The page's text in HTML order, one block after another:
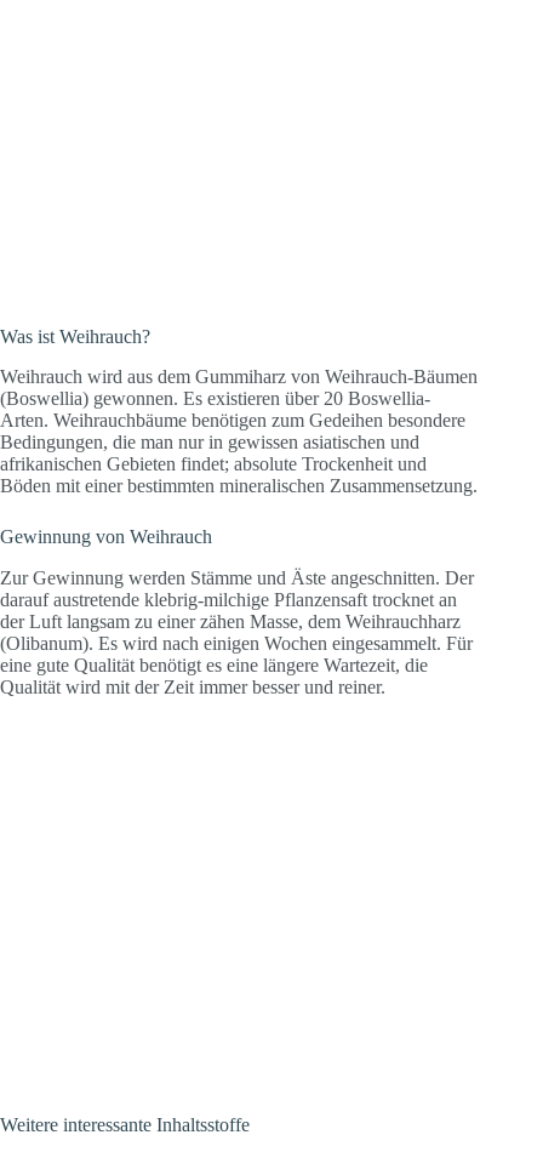
Was ist Weihrauch?
Weihrauch wird aus dem Gummiharz von Weihrauch-Bäumen
(Boswellia) gewonnen. Es existieren über 20 Boswellia-
Arten. Weihrauchbäume benötigen zum Gedeihen besondere
Bedingungen, die man nur in gewissen asiatischen und
afrikanischen Gebieten findet; absolute Trockenheit und
Böden mit einer bestimmten mineralischen Zusammensetzung.
Gewinnung von Weihrauch
Zur Gewinnung werden Stämme und Äste angeschnitten. Der
darauf austretende klebrig-milchige Pflanzensaft trocknet an
der Luft langsam zu einer zähen Masse, dem Weihrauchharz
(Olibanum). Es wird nach einigen Wochen eingesammelt. Für
eine gute Qualität benötigt es eine längere Wartezeit, die
Qualität wird mit der Zeit immer besser und reiner.
Weitere interessante Inhaltsstoffe